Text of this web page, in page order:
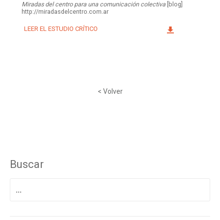
Miradas del centro para una comunicación colectiva [blog]
http://miradasdelcentro.com.ar
LEER EL ESTUDIO CRÍTICO
< Volver
Buscar